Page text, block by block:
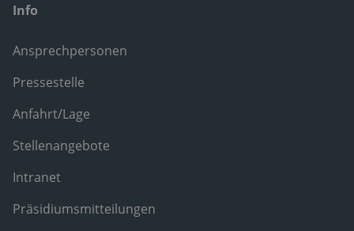
Info
Ansprechpersonen
Pressestelle
Anfahrt/Lage
Stellenangebote
Intranet
Präsidiumsmitteilungen